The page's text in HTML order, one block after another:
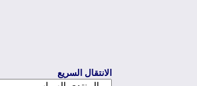
الانتقال السريع